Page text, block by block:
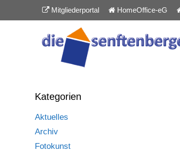
Mitgliederportal HomeOffice-eG
Kategorien
Aktuelles
Archiv
Fotokunst